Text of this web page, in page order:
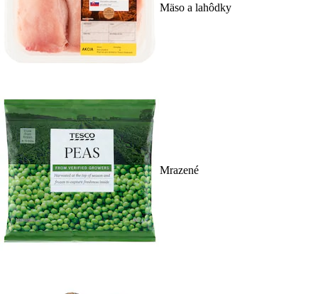
Mäso a lahôdky
Mrazené